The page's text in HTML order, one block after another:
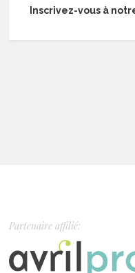
Inscrivez-vous à
Partenaire affilié: